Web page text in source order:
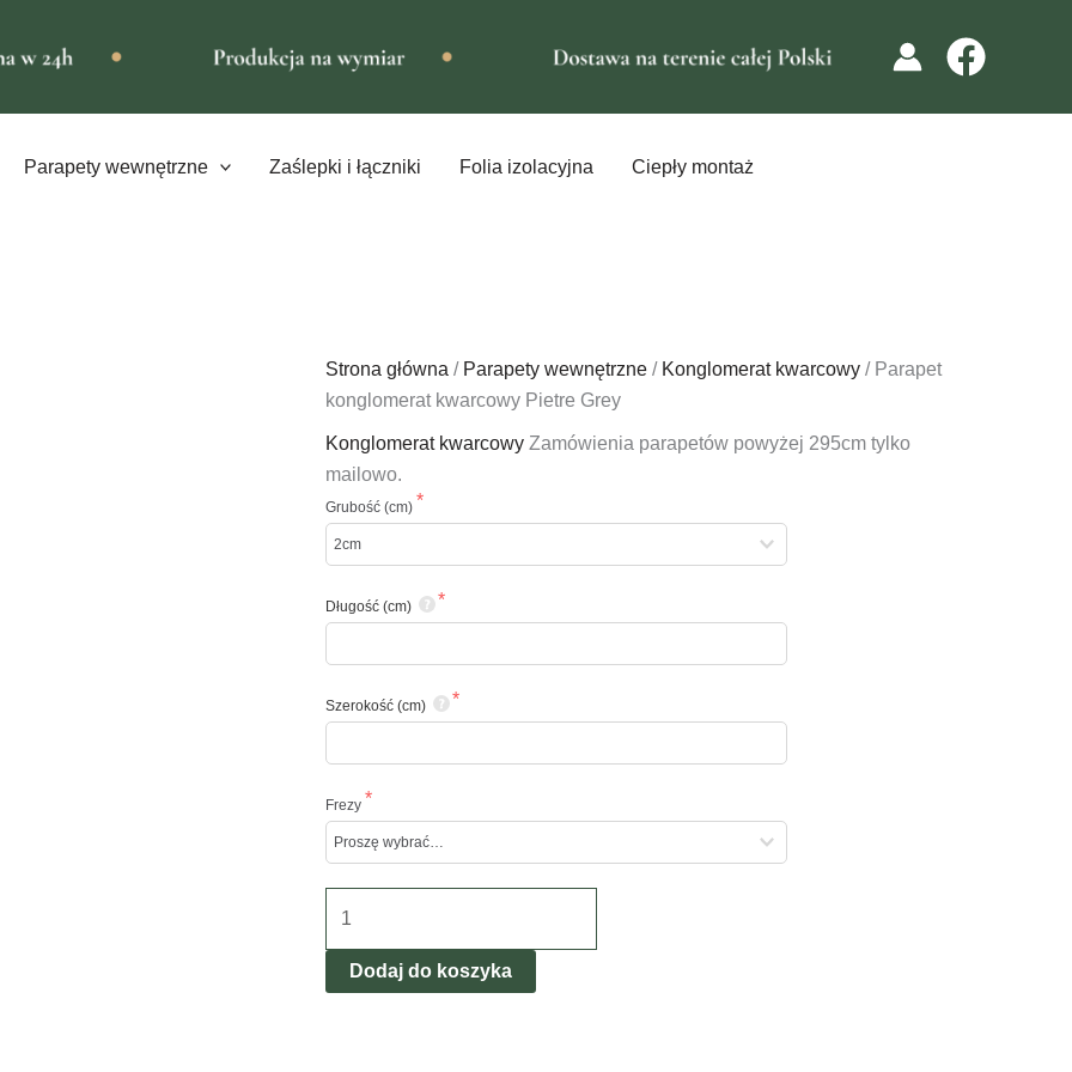
Parapety wewnętrzne Zaślepki i łączniki Folia izolacyjna Ciepły montaż
Strona główna / Parapety wewnętrzne / Konglomerat kwarcowy / Parapet
konglomerat kwarcowy Pietre Grey
Konglomerat kwarcowy Zamówienia parapetów powyżej 295cm tylko
mailowo.
Grubość (cm)
Długość (cm)
Szerokość (cm)
Frezy
konglomerat
kwarcowy
Dodaj do koszyka